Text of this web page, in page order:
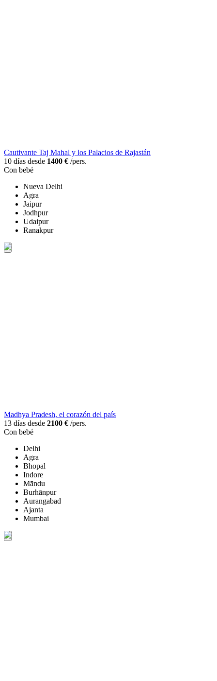
Cautivante Taj Mahal y los Palacios de Rajastán
10 días desde 1400 € /pers.
Con bebé
Nueva Delhi
Agra
Jaipur
Jodhpur
Udaipur
Ranakpur
Madhya Pradesh, el corazón del país
13 días desde 2100 € /pers.
Con bebé
Delhi
Agra
Bhopal
Indore
Māndu
Burhānpur
Aurangabad
Ajanta
Mumbai